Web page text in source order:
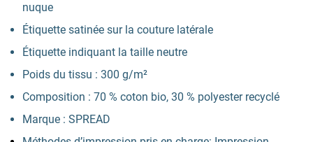
nuque
Étiquette satinée sur la couture latérale
Étiquette indiquant la taille neutre
Poids du tissu : 300 g/m²
Composition : 70 % coton bio, 30 % polyester recyclé
Marque : SPREAD